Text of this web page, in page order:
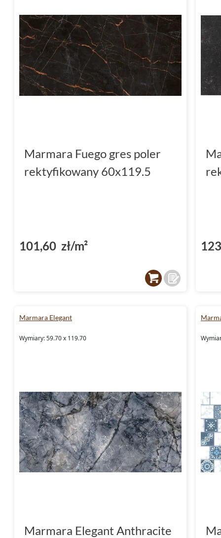
Marmara Fuego gres poler
rektyfikowany 60x119.5
101,60 zł/m²
Marmara Elegant
Wymiary: 59.70 x 119.70
Marmara Elegant Anthracite